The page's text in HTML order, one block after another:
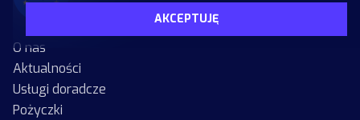
AKCEPTUJĘ
O nas
Aktualności
Usługi doradcze
Pożyczki